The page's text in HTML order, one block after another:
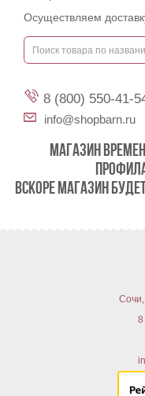
Осуществляем
8 (800) 550-41-
info@shopbarn.ru
МАГАЗИН
ВСКОРЕ МАГАЗИН
Сочи,
8